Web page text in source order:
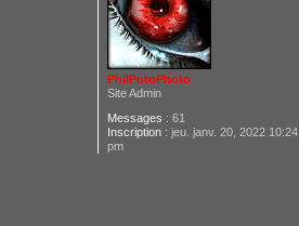
PhilPotoPhoto
Site Admin
Messages : 61
Inscription : jeu. janv. 20, 2022 10:24
pm